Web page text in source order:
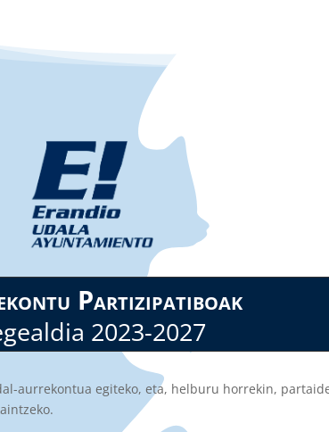
Partizipatiboak
2023-2027
aurrekontua egiteko, eta, helburu horrekin,